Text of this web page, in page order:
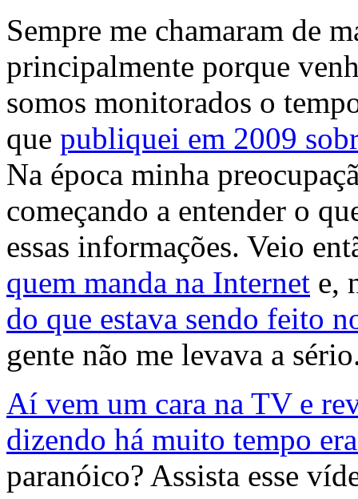
Sempre me chamaram de
principalmente porque
somos monitorados o
que publiquei em 2009
Na época minha
começando a entender o
essas informações. Veio
quem manda na Internet e,
do que estava sendo feito
gente não me levava a
Aí vem um cara na TV e
dizendo há muito tempo
paranóico? Assista esse